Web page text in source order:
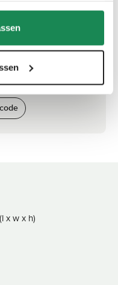
check within seconds
x w x h)